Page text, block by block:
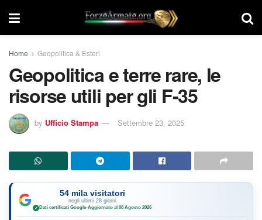
Home Geopolitica & Esteri
Geopolitica e terre rare, le
risorse utili per gli F-35
by Ufficio Stampa Settembre 23, 2025
54 mila visitatori
negli ultimi 28 giorni
✓ Dati certificati Google·Aggiornato al 08 Agosto 2026